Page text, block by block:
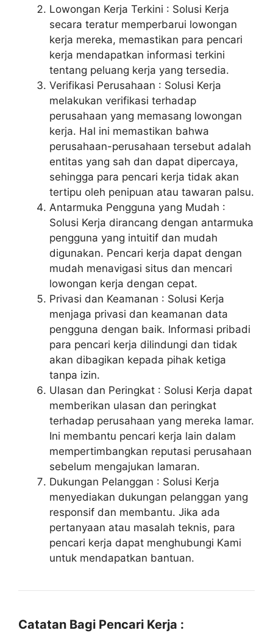
Lowongan Kerja Terkini : Solusi Kerja
secara teratur memperbarui lowongan
kerja mereka, memastikan para pencari
kerja mendapatkan informasi terkini
tentang peluang kerja yang tersedia.
Verifikasi Perusahaan : Solusi Kerja
melakukan verifikasi terhadap
perusahaan yang memasang lowongan
kerja. Hal ini memastikan bahwa
perusahaan-perusahaan tersebut adalah
entitas yang sah dan dapat dipercaya,
sehingga para pencari kerja tidak akan
tertipu oleh penipuan atau tawaran palsu.
Antarmuka Pengguna yang Mudah :
Solusi Kerja dirancang dengan antarmuka
pengguna yang intuitif dan mudah
digunakan. Pencari kerja dapat dengan
mudah menavigasi situs dan mencari
lowongan kerja dengan cepat.
Privasi dan Keamanan : Solusi Kerja
menjaga privasi dan keamanan data
pengguna dengan baik. Informasi pribadi
para pencari kerja dilindungi dan tidak
akan dibagikan kepada pihak ketiga
tanpa izin.
Ulasan dan Peringkat : Solusi Kerja dapat
memberikan ulasan dan peringkat
terhadap perusahaan yang mereka lamar.
Ini membantu pencari kerja lain dalam
mempertimbangkan reputasi perusahaan
sebelum mengajukan lamaran.
Dukungan Pelanggan : Solusi Kerja
menyediakan dukungan pelanggan yang
responsif dan membantu. Jika ada
pertanyaan atau masalah teknis, para
pencari kerja dapat menghubungi Kami
untuk mendapatkan bantuan.
Catatan Bagi Pencari Kerja :